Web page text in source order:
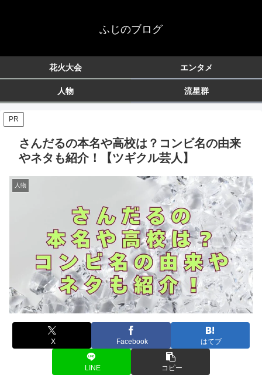
ふじのブログ
花火大会 エンタメ
人物 流星群
PR
さんだるの本名や高校は？コンビ名の由来
やネタも紹介！【ツギクル芸人】
人物
X Facebook はてブ
LINE コピー